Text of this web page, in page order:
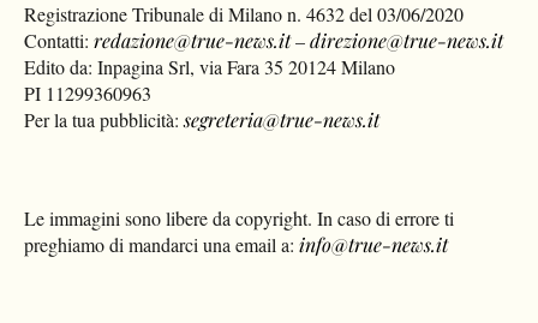
Registrazione Tribunale di Milano n. 4632 del 03/06/2020
Contatti:redazione@true-news.it–direzione@true-news.it
Edito da: Inpagina Srl, via Fara 35 20124 Milano
PI 11299360963
Per la tua pubblicità:segreteria@true-news.it
Le immagini sono libere da copyright. In caso di errore ti
preghiamo di mandarci una email a: info@true-news.it